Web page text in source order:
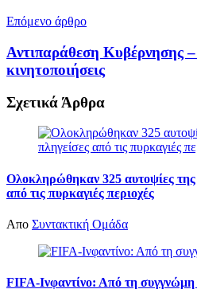
Επόμενο άρθρο
Αντιπαράθεση Κυβέρνησης –
κινητοποιήσεις
Σχετικά Άρθρα
Ολοκληρώθηκαν 325 αυτοψίες
από τις πυρκαγιές περιοχές
Απο Συντακτική Ομάδα
FIFA-Ινφαντίνο: Από τη συγγνώμη